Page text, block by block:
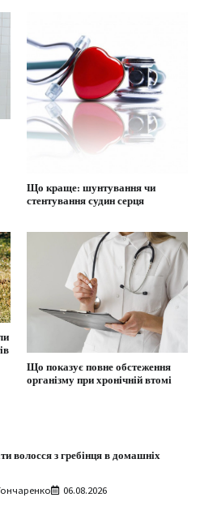
Що краще: шунтування чи
стентування судин серця
Що показує повне обстеження
організму при хронічній втомі
волосся з гребінця в домашніх
06.08.2026